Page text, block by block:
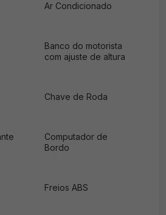
Ar Condicionado
Banco do motorista
com ajuste de altura
Chave de Roda
Computador de
Bordo
Freios ABS